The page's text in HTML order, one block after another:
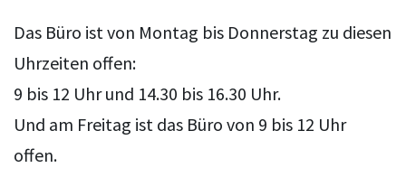
Das Büro ist von Montag bis Donnerstag zu diesen
Uhrzeiten offen:
9 bis 12 Uhr und 14.30 bis 16.30 Uhr.
Und am Freitag ist das Büro von 9 bis 12 Uhr
offen.